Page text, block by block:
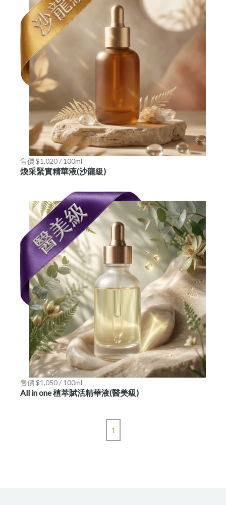
售價 $1,020 / 100ml
煥采緊實精華液(沙龍級)
售價 $1,050 / 100ml
All in one 植萃賦活精華液(醫美級)
1